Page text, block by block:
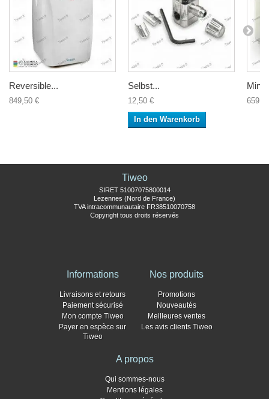
Reversible...
849,50 €
Selbst...
12,50 €
In den Warenkorb
Mini
Tiweo
SIRET 51007075800014
Lezennes (Nord de France)
TVA intracommunautaire FR38510070758
Copyright tous droits réservés
Informations
Livraisons et retours
Paiement sécurisé
Mon compte Tiweo
Payer en espèce sur
Tiweo
Nos produits
Promotions
Nouveautés
Meilleures ventes
Les avis clients Tiweo
A propos
Qui sommes-nous
Mentions légales